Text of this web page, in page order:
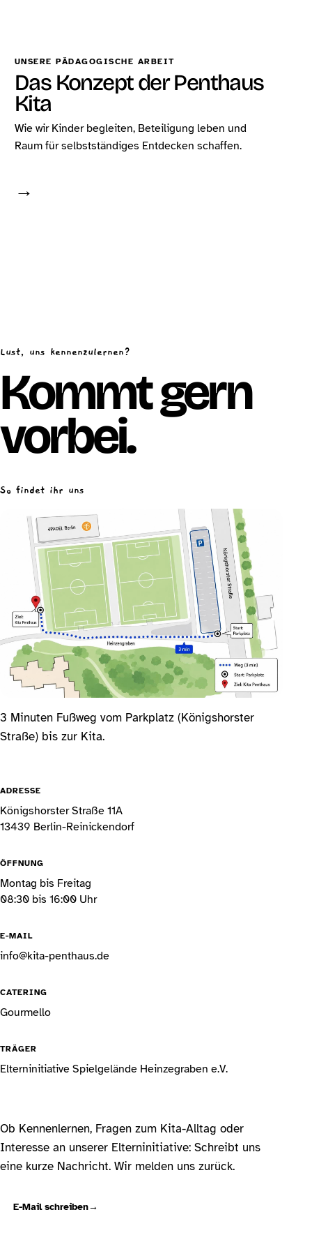
UNSERE PÄDAGOGISCHE ARBEIT
Das Konzept der Penthaus
Kita
Wie wir Kinder begleiten, Beteiligung leben und
Raum für selbstständiges Entdecken schaffen.
→
Lust, uns kennenzulernen?
Kommt gern
vorbei.
So findet ihr uns
3 Minuten Fußweg vom Parkplatz (Königshorster
Straße) bis zur Kita.
ADRESSE
Königshorster Straße 11A
13439 Berlin-Reinickendorf
ÖFFNUNG
Montag bis Freitag
08:30 bis 16:00 Uhr
E-MAIL
info@kita-penthaus.de
CATERING
Gourmello
TRÄGER
Elterninitiative Spielgelände Heinzegraben e.V.
Ob Kennenlernen, Fragen zum Kita-Alltag oder
Interesse an unserer Elterninitiative: Schreibt uns
eine kurze Nachricht. Wir melden uns zurück.
E-Mail schreiben→